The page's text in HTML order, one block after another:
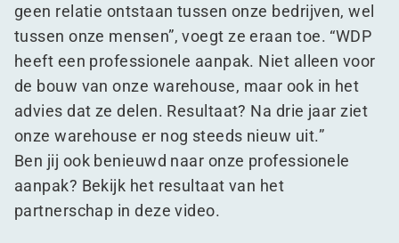
geen relatie ontstaan tussen onze bedrijven, wel
tussen onze mensen”, voegt ze eraan toe. “WDP
heeft een professionele aanpak. Niet alleen voor
de bouw van onze warehouse, maar ook in het
advies dat ze delen. Resultaat? Na drie jaar ziet
onze warehouse er nog steeds nieuw uit.”
Ben jij ook benieuwd naar onze professionele
aanpak? Bekijk het resultaat van het
partnerschap in deze video.